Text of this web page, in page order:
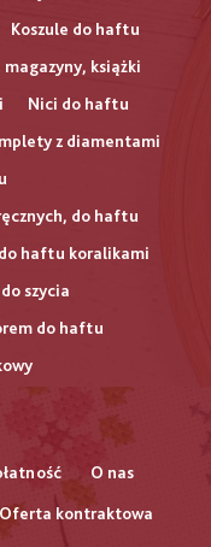
Koszule do haftu
książki
Nici do haftu
z diamentami
do haftu
haftu koralikami
szycia
do haftu
O nas
Oferta kontraktowa